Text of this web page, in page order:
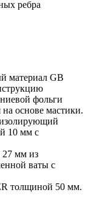
ребра
материал GB
фольги
основе мастики.
10 мм с
27 мм из
ваты с
толщиной 50 мм.